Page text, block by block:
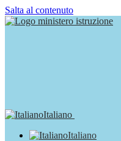
Salta al contenuto
Italiano
Italiano